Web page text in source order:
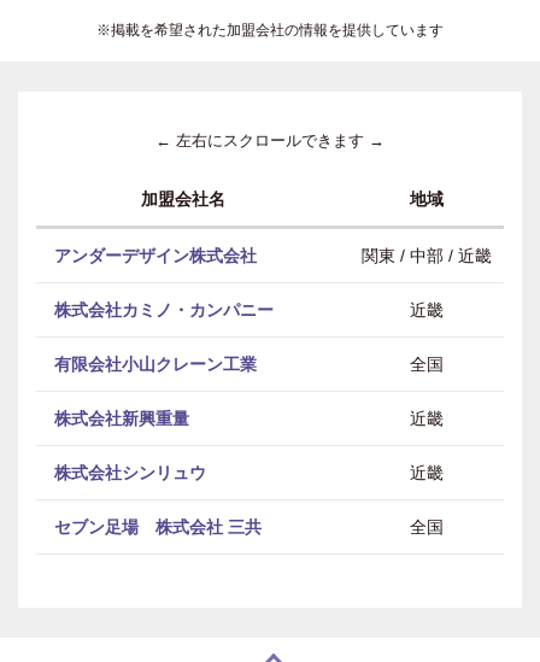
※掲載を希望された加盟会社の情報を提供しています
← 左右にスクロールできます →
加盟会社名 地域
アンダーデザイン株式会社 関東 / 中部 / 近畿
株式会社カミノ・カンパニー 近畿
有限会社小山クレーン工業 全国
株式会社新興重量 近畿
株式会社シンリュウ 近畿
セブン足場 株式会社 三共 全国